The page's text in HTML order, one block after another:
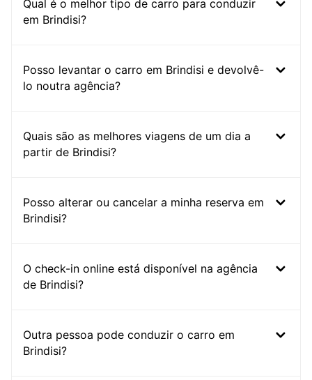
Qual é o melhor tipo de carro para conduzir
em Brindisi?
Posso levantar o carro em Brindisi e devolvê-
lo noutra agência?
Quais são as melhores viagens de um dia a
partir de Brindisi?
Posso alterar ou cancelar a minha reserva em
Brindisi?
O check-in online está disponível na agência
de Brindisi?
Outra pessoa pode conduzir o carro em
Brindisi?